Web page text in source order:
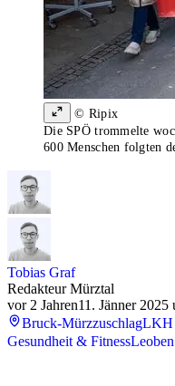
© Ripix
Die SPÖ trommelte
600 Menschen folgten
Tobias Graf
Redakteur Mürztal
vor 2 Jahren11. Jänner 2025
Bruck-MürzzuschlagLKH
Gesundheit & FitnessLeoben